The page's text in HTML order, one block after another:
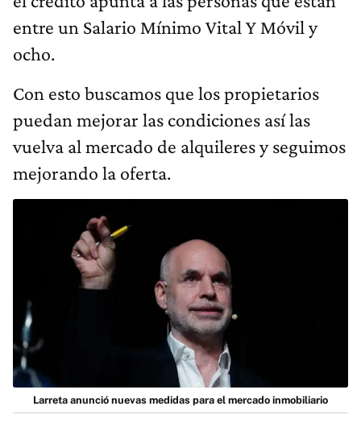
entre un Salario Mínimo Vital Y Móvil y
ocho.
Con esto buscamos que los propietarios
puedan mejorar las condiciones así las
vuelva al mercado de alquileres y seguimos
mejorando la oferta.
Larreta anunció nuevas medidas para el mercado inmobiliario